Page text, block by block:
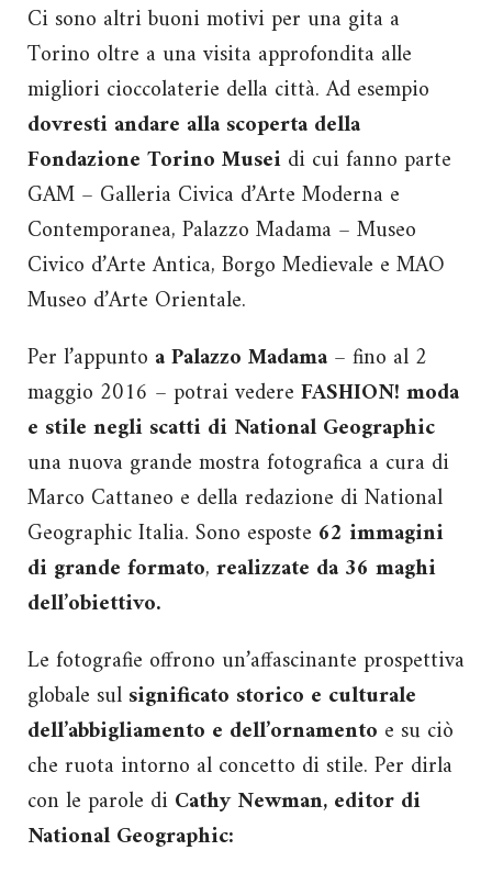
Ci sono altri buoni motivi per una gita a
Torino oltre a una visita approfondita alle
migliori cioccolaterie della città. Ad esempio
dovresti andare alla scoperta della
Fondazione Torino Musei di cui fanno parte
GAM – Galleria Civica d’Arte Moderna e
Contemporanea, Palazzo Madama – Museo
Civico d’Arte Antica, Borgo Medievale e MAO
Museo d’Arte Orientale.
Per l’appunto a Palazzo Madama – fino al 2
maggio 2016 – potrai vedere FASHION! moda
e stile negli scatti di National Geographic
una nuova grande mostra fotografica a cura di
Marco Cattaneo e della redazione di National
Geographic Italia. Sono esposte 62 immagini
di grande formato, realizzate da 36 maghi
dell’obiettivo.
Le fotografie offrono un’affascinante prospettiva
globale sul significato storico e culturale
dell’abbigliamento e dell’ornamento e su ciò
che ruota intorno al concetto di stile. Per dirla
con le parole di Cathy Newman, editor di
National Geographic: